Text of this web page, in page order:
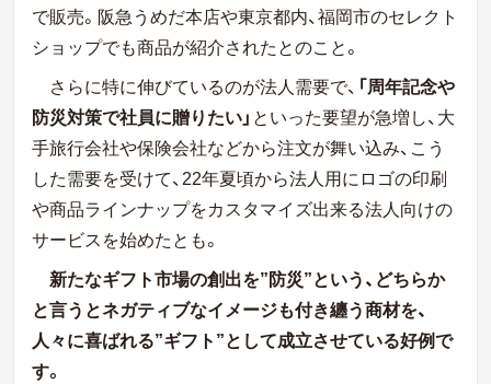
で販売。阪急うめだ本店や東京都内、福岡市のセレクト
ショップでも商品が紹介されたとのこと。
さらに特に伸びているのが法人需要で、 「周年記念や
防災対策で社員に贈りたい」 といった要望が急増し、大
手旅行会社や保険会社などから注文が舞い込み、こう
した需要を受けて、22年夏頃から法人用にロゴの印刷
や商品ラインナップをカスタマイズ出来る法人向けの
サービスを始めたとも。
新たなギフト市場の創出を”防災”という、どちらか
と言うとネガティブなイメージも付き纏う商材を、
人々に喜ばれる”ギフト”として成立させている好例で
す。